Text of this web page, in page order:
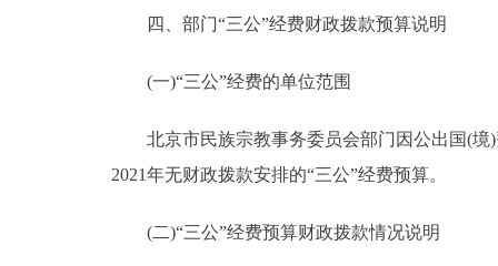
四、部门“三公”经费财政拨款预算说明
(一)“三公”经费的单位范围
北京市民族宗教事务委员会部门因公出国(境)
2021年无财政拨款安排的“三公”经费预算。
(二)“三公”经费预算财政拨款情况说明